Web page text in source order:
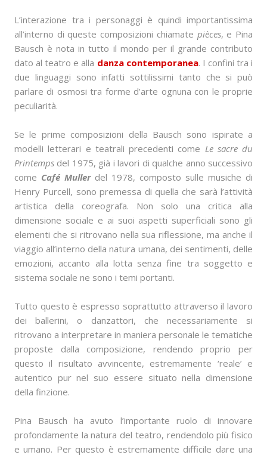
L’interazione tra i personaggi è quindi importantissima
all’interno di queste composizioni chiamate pièces, e Pina
Bausch è nota in tutto il mondo per il grande contributo
dato al teatro e alla danza contemporanea. I confini tra i
due linguaggi sono infatti sottilissimi tanto che si può
parlare di osmosi tra forme d’arte ognuna con le proprie
peculiarità.
Se le prime composizioni della Bausch sono ispirate a
modelli letterari e teatrali precedenti come Le sacre du
Printemps del 1975, già i lavori di qualche anno successivo
come Café Mullerdel 1978, composto sulle musiche di
Henry Purcell, sono premessa di quella che sarà l’attività
artistica della coreografa. Non solo una critica alla
dimensione sociale e ai suoi aspetti superficiali sono gli
elementi che si ritrovano nella sua riflessione, ma anche il
viaggio all’interno della natura umana, dei sentimenti, delle
emozioni, accanto alla lotta senza fine tra soggetto e
sistema sociale ne sono i temi portanti.
Tutto questo è espresso soprattutto attraverso il lavoro
dei ballerini, o danzattori, che necessariamente si
ritrovano a interpretare in maniera personale le tematiche
proposte dalla composizione, rendendo proprio per
questo il risultato avvincente, estremamente ‘reale’ e
autentico pur nel suo essere situato nella dimensione
della finzione.
Pina Bausch ha avuto l’importante ruolo di innovare
profondamente la natura del teatro, rendendolo più fisico
e umano. Per questo è estremamente difficile dare una